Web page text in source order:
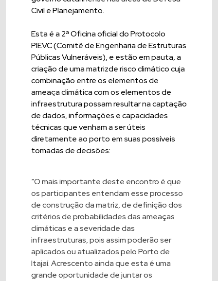
Civil e Planejamento.
Esta é a 2ª Oficina oficial do Protocolo
PIEVC (Comitê de Engenharia de Estruturas
Públicas Vulneráveis), e estão em pauta, a
criação de uma matrizde risco climático cuja
combinação entre os elementos de
ameaça climática com os elementos de
infraestrutura possam resultar na captação
de dados, informações e capacidades
técnicas que venham a ser úteis
diretamente ao porto em suas possíveis
tomadas de decisões:
“O mais importante deste encontro é que
os participantes entendam esse processo
de construção da matriz, de definição dos
critérios de probabilidades das ameaças
climáticas e a severidade das
infraestruturas, pois assim poderão ser
aplicados ou atualizados pelo Porto de
Itajaí. Acrescento ainda que esta é uma
grande oportunidade de juntar os